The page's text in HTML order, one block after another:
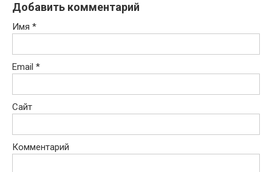
Добавить комментарий
Имя *
Email *
Сайт
Комментарий